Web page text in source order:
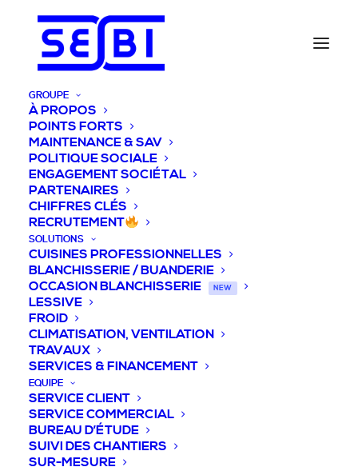
GROUPE
À PROPOS
POINTS FORTS
MAINTENANCE & SAV
POLITIQUE SOCIALE
ENGAGEMENT SOCIÉTAL
PARTENAIRES
CHIFFRES CLÉS
RECRUTEMENT
SOLUTIONS
CUISINES PROFESSIONNELLES
BLANCHISSERIE / BUANDERIE
OCCASION BLANCHISSERIE
NEW
LESSIVE
FROID
CLIMATISATION, VENTILATION
TRAVAUX
SERVICES & FINANCEMENT
EQUIPE
SERVICE CLIENT
SERVICE COMMERCIAL
BUREAU D’ÉTUDE
SUIVI DES CHANTIERS
SUR-MESURE